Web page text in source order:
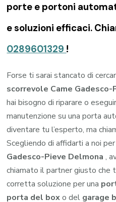
porte e portoni
e soluzioni efficaci.
0289601329 !
Forse ti sarai stancato di
scorrevole Came Gadesco-
hai bisogno di riparare o
manutenzione su una porta
diventare tu l’esperto, ma
Scegliendo di affidarti a noi
Gadesco-Pieve Delmona,
chiamato il partner giusto
corretta soluzione per una
porta del boxo del garage